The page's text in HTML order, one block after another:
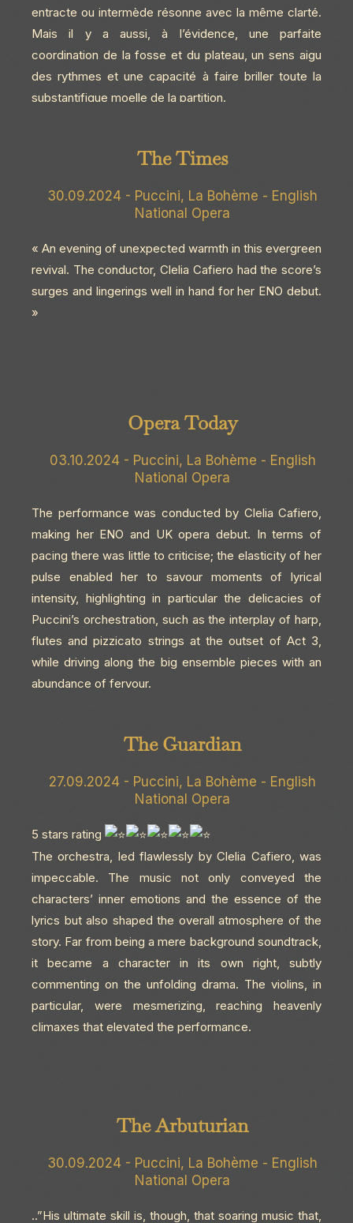
entracte ou intermède résonne avec la même clarté.
Mais il y a aussi, à l’évidence, une parfaite
coordination de la fosse et du plateau, un sens aigu
des rythmes et une capacité à faire briller toute la
substantifique moelle de la partition.
The Times
30.09.2024 - Puccini, La Bohème - English
National Opera
« An evening of unexpected warmth in this evergreen
revival. The conductor, Clelia Cafiero had the score’s
surges and lingerings well in hand for her ENO debut.
»
Opera Today
03.10.2024 - Puccini, La Bohème - English
National Opera
The performance was conducted by Clelia Cafiero,
making her ENO and UK opera debut. In terms of
pacing there was little to criticise; the elasticity of her
pulse enabled her to savour moments of lyrical
intensity, highlighting in particular the delicacies of
Puccini’s orchestration, such as the interplay of harp,
flutes and pizzicato strings at the outset of Act 3,
while driving along the big ensemble pieces with an
abundance of fervour.
The Guardian
27.09.2024 - Puccini, La Bohème - English
National Opera
5 stars rating
The orchestra, led flawlessly by Clelia Cafiero, was
impeccable. The music not only conveyed the
characters’ inner emotions and the essence of the
lyrics but also shaped the overall atmosphere of the
story. Far from being a mere background soundtrack,
it became a character in its own right, subtly
commenting on the unfolding drama. The violins, in
particular, were mesmerizing, reaching heavenly
climaxes that elevated the performance.
The Arbuturian
30.09.2024 - Puccini, La Bohème - English
National Opera
..”His ultimate skill is, though, that soaring music that,